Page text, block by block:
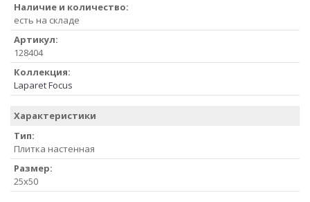
Наличие и количество:
есть на складе
Артикул:
128404
Коллекция:
Laparet Focus
Характеристики
Тип:
Плитка настенная
Размер:
25x50